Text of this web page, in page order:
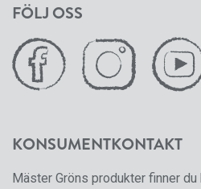
FÖLJ OSS
KONSUMENTKONTAKT
Mäster Gröns produkter finner